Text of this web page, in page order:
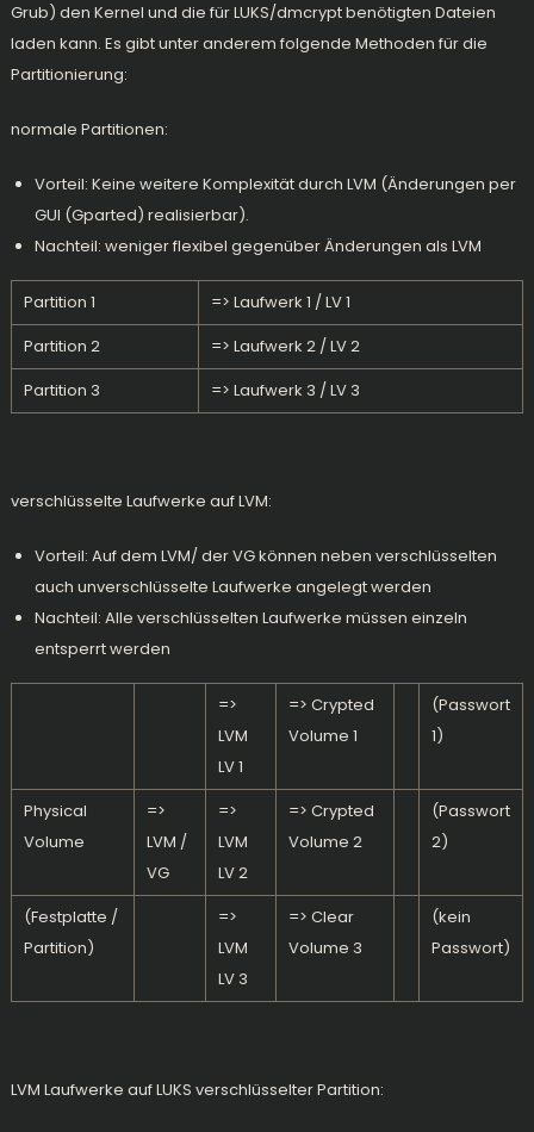
Grub) den Kernel und die für LUKS/dmcrypt benötigten Dateien
laden kann. Es gibt unter anderem folgende Methoden für die
Partitionierung:
normale Partitionen:
Vorteil: Keine weitere Komplexität durch LVM (Änderungen per
GUI (Gparted) realisierbar).
Nachteil: weniger flexibel gegenüber Änderungen als LVM
Partition 1
=> Laufwerk 1 / LV 1
Partition 2
=> Laufwerk 2 / LV 2
Partition 3
=> Laufwerk 3 / LV 3
verschlüsselte Laufwerke auf LVM:
Vorteil: Auf dem LVM/ der VG können neben verschlüsselten
auch unverschlüsselte Laufwerke angelegt werden
Nachteil: Alle verschlüsselten Laufwerke müssen einzeln
entsperrt werden
=>
LVM
LV 1
=> Crypted
Volume 1
(Passwort
1)
Physical
Volume
=>
LVM /
VG
=>
LVM
LV 2
=> Crypted
Volume 2
(Passwort
2)
(Festplatte /
Partition)
=>
LVM
LV 3
=> Clear
Volume 3
(kein
Passwort)
LVM Laufwerke auf LUKS verschlüsselter Partition: